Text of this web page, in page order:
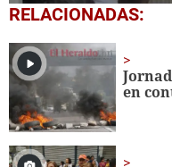
0
seconds
1
minute,
51
seconds
RELACIONADAS:
en